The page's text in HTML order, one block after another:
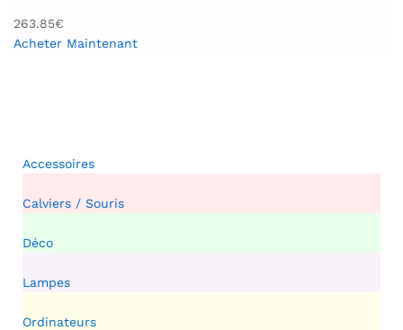
263.85€
Acheter Maintenant
Accessoires
Calviers / Souris
Déco
Lampes
Ordinateurs